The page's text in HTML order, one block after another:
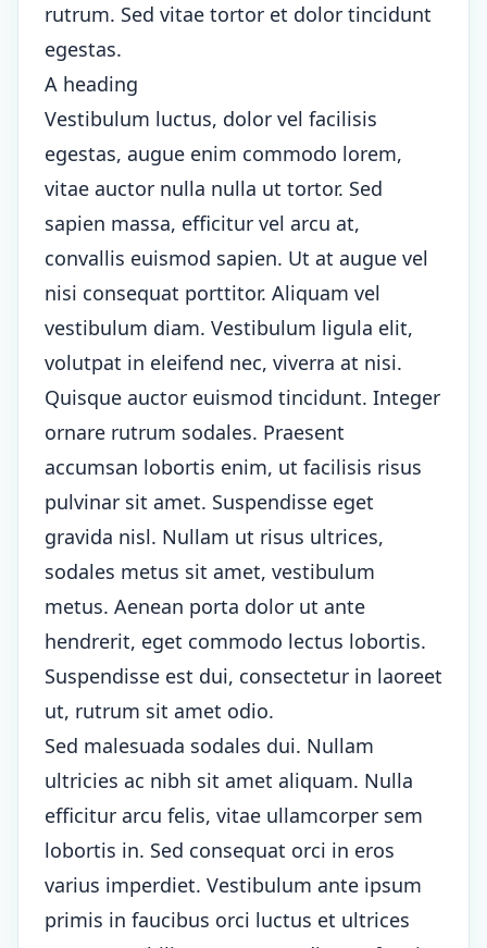
rutrum. Sed vitae tortor et dolor tincidunt
egestas.
A heading
Vestibulum luctus, dolor vel facilisis
egestas, augue enim commodo lorem,
vitae auctor nulla nulla ut tortor. Sed
sapien massa, efficitur vel arcu at,
convallis euismod sapien. Ut at augue vel
nisi consequat porttitor. Aliquam vel
vestibulum diam. Vestibulum ligula elit,
volutpat in eleifend nec, viverra at nisi.
Quisque auctor euismod tincidunt. Integer
ornare rutrum sodales. Praesent
accumsan lobortis enim, ut facilisis risus
pulvinar sit amet. Suspendisse eget
gravida nisl. Nullam ut risus ultrices,
sodales metus sit amet, vestibulum
metus. Aenean porta dolor ut ante
hendrerit, eget commodo lectus lobortis.
Suspendisse est dui, consectetur in laoreet
ut, rutrum sit amet odio.
Sed malesuada sodales dui. Nullam
ultricies ac nibh sit amet aliquam. Nulla
efficitur arcu felis, vitae ullamcorper sem
lobortis in. Sed consequat orci in eros
varius imperdiet. Vestibulum ante ipsum
primis in faucibus orci luctus et ultrices